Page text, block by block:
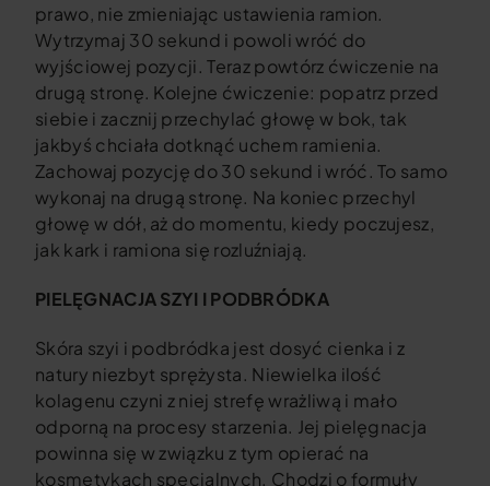
prawo, nie zmieniając ustawienia ramion.
Wytrzymaj 30 sekund i powoli wróć do
wyjściowej pozycji. Teraz powtórz ćwiczenie na
drugą stronę. Kolejne ćwiczenie: popatrz przed
siebie i zacznij przechylać głowę w bok, tak
jakbyś chciała dotknąć uchem ramienia.
Zachowaj pozycję do 30 sekund i wróć. To samo
wykonaj na drugą stronę. Na koniec przechyl
głowę w dół, aż do momentu, kiedy poczujesz,
jak kark i ramiona się rozluźniają.
PIELĘGNACJA SZYI I PODBRÓDKA
Skóra szyi i podbródka jest dosyć cienka i z
natury niezbyt sprężysta. Niewielka ilość
kolagenu czyni z niej strefę wrażliwą i mało
odporną na procesy starzenia. Jej pielęgnacja
powinna się w związku z tym opierać na
kosmetykach specjalnych. Chodzi o formuły